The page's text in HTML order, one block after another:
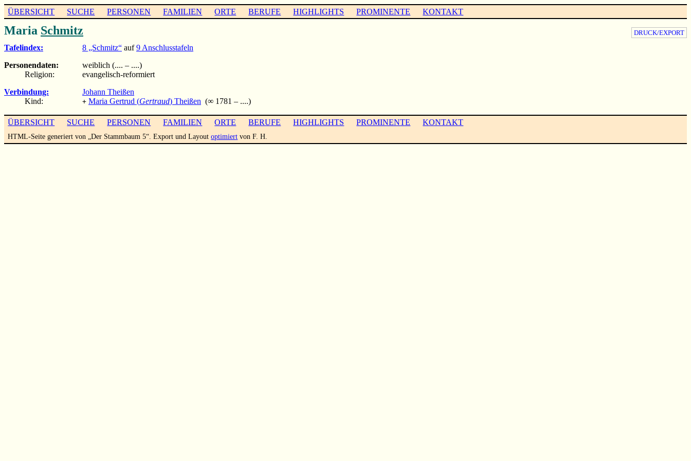
ÜBERSICHT SUCHE PERSONEN FAMILIEN ORTE BERUFE HIGHLIGHTS PROMINENTE KONTAKT
DRUCK/EXPORT
Maria Schmitz
Tafelindex: 8 „Schmitz“ auf9 Anschlusstafeln
Personendaten:
weiblich (.... – ....)
Religion:
evangelisch-reformiert
Verbindung:
Johann Theißen
Kind:
+ Maria Gertrud (Gertraud) Theißen (∞ 1781 – ....)
ÜBERSICHT SUCHE PERSONEN FAMILIEN ORTE BERUFE HIGHLIGHTS PROMINENTE KONTAKT
HTML-Seite generiert von „Der Stammbaum 5“. Export und Layoutoptimiert von F. H.